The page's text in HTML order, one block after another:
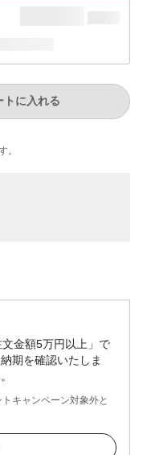
トに入れる
。
文金額5万円以上」で
期を確認いたしま
キャンペーン対象外と